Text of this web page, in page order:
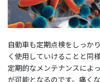
自動車も定期点検をしっか
く使用していけることと同
定期的なメンテナンスによ
が可能となるのです。痛く